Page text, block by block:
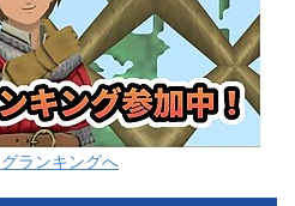
ランキングへ